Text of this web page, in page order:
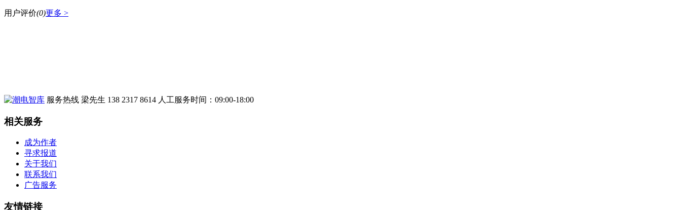
用户评价(0)更多 >
服务热线 梁先生 138 2317 8614 人工服务时间：09:00-18:00
相关服务
成为作者
寻求报道
关于我们
联系我们
广告服务
友情链接